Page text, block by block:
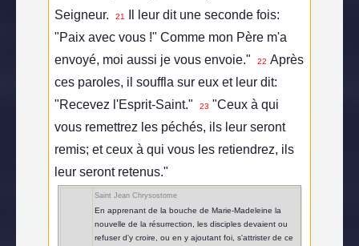
Seigneur.
21
Il leur dit une seconde fois:
"Paix avec vous !" Comme mon Père m'a
envoyé, moi aussi je vous envoie."
22 Après
ces paroles, il souffla sur eux et leur dit:
"Recevez l'Esprit-Saint."
23 "Ceux à qui
vous remettrez les péchés, ils leur seront
remis; et ceux à qui vous les retiendrez, ils
leur seront retenus."
Saint Jean Chrysostome
En apprenant de la bouche de Marie-Madeleine la
nouvelle de la résurrection, les disciples devaient ou
refuser d'y croire, ou en y ajoutant foi, s'attrister de ce